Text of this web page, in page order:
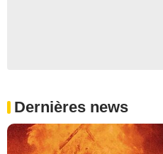
Dernières news